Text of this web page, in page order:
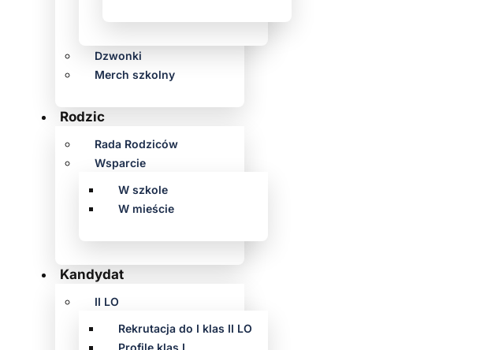
Dzwonki
Merch szkolny
Rodzic
Rada Rodziców
Wsparcie
W szkole
W mieście
Kandydat
II LO
Rekrutacja do I klas II LO
Profile klas I